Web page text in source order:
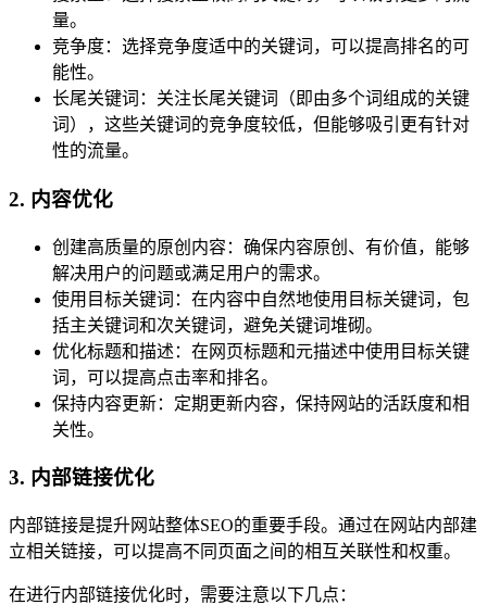
量。
竞争度：选择竞争度适中的关键词，可以提高排名的可
能性。
长尾关键词：关注长尾关键词（即由多个词组成的关键
词），这些关键词的竞争度较低，但能够吸引更有针对
性的流量。
2. 内容优化
创建高质量的原创内容：确保内容原创、有价值，能够
解决用户的问题或满足用户的需求。
使用目标关键词：在内容中自然地使用目标关键词，包
括主关键词和次关键词，避免关键词堆砌。
优化标题和描述：在网页标题和元描述中使用目标关键
词，可以提高点击率和排名。
保持内容更新：定期更新内容，保持网站的活跃度和相
关性。
3. 内部链接优化
内部链接是提升网站整体SEO的重要手段。通过在网站内部建
立相关链接，可以提高不同页面之间的相互关联性和权重。
在进行内部链接优化时，需要注意以下几点：